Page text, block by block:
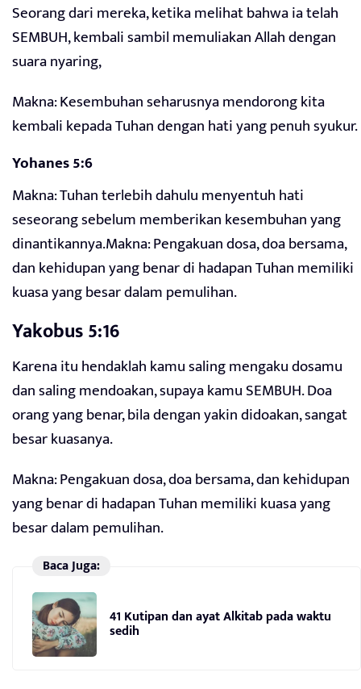
Seorang dari mereka, ketika melihat bahwa ia telah
SEMBUH, kembali sambil memuliakan Allah dengan
suara nyaring,
Makna: Kesembuhan seharusnya mendorong kita
kembali kepada Tuhan dengan hati yang penuh syukur.
Yohanes 5:6
Makna: Tuhan terlebih dahulu menyentuh hati
seseorang sebelum memberikan kesembuhan yang
dinantikannya.Makna: Pengakuan dosa, doa bersama,
dan kehidupan yang benar di hadapan Tuhan memiliki
kuasa yang besar dalam pemulihan.
Yakobus 5:16
Karena itu hendaklah kamu saling mengaku dosamu
dan saling mendoakan, supaya kamu SEMBUH. Doa
orang yang benar, bila dengan yakin didoakan, sangat
besar kuasanya.
Makna: Pengakuan dosa, doa bersama, dan kehidupan
yang benar di hadapan Tuhan memiliki kuasa yang
besar dalam pemulihan.
Baca Juga:
41 Kutipan dan ayat Alkitab pada waktu
sedih